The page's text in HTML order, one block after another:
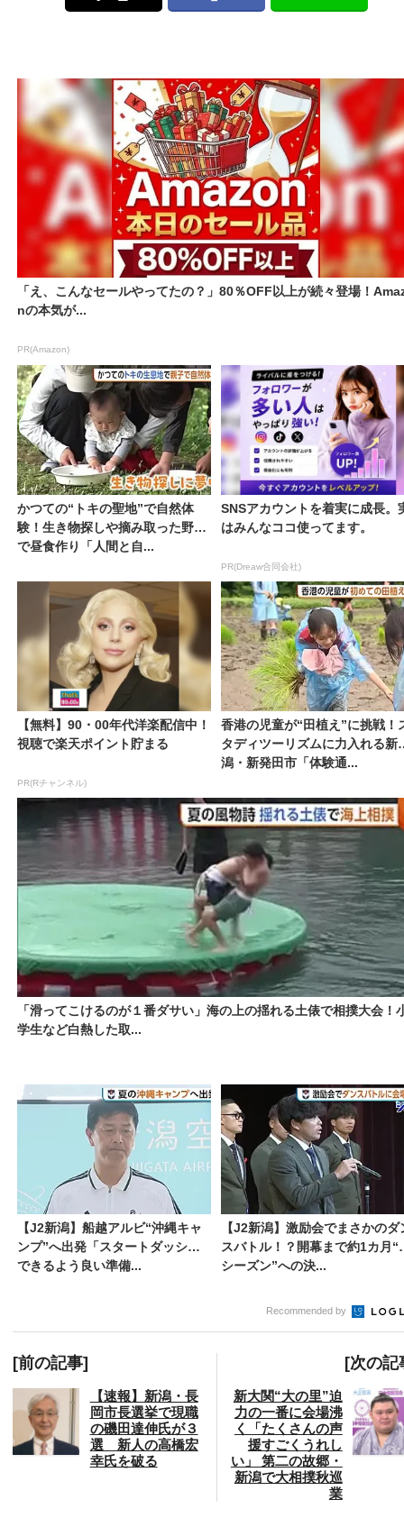
「え、こんなセールやってたの？」80％OFF以上が続々登場！
nの本気が...
PR(Amazon)
かつての“トキの聖地”で自然体
験！生き物探しや摘み取った野草
で昼食作り「人間と自...
SNSアカウントを着実に成長。
はみんなココ使ってます。
PR(Dreaw合同会社)
【無料】90・00年代洋楽配信中！
視聴で楽天ポイント貯まる
PR(Rチャンネル)
香港の児童が“田植え”に挑戦！
タディツーリズムに力入れる新
潟・新発田市「体験通...
「滑ってこけるのが１番ダサい」海の上の揺れる土俵で相撲大会！
学生など白熱した取...
【J2新潟】船越アルビ“沖縄キャ
ンプ”へ出発「スタートダッシュ
できるよう良い準備...
【J2新潟】激励会でまさかのダ
スバトル！？開幕まで約1カ月“
シーズン”への決...
Recommended by
[前の記事]
【速報】新潟・長
岡市長選挙で現職
の磯田達伸氏が３
選 新人の高橋宏
幸氏を破る
[次の記
新大関“大の里”迫
力の一番に会場沸
く「たくさんの声
援すごくうれし
い」 第二の故郷・
新潟で大相撲秋巡
業